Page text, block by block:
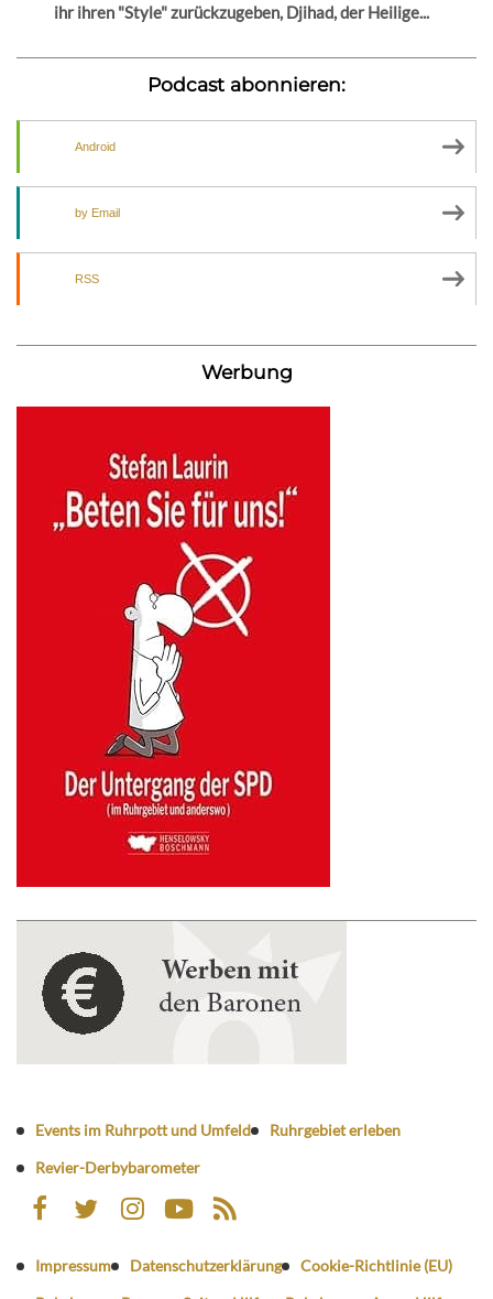
ihr ihren "Style" zurückzugeben, Djihad, der Heilige...
Podcast abonnieren:
Android
by Email
RSS
Werbung
Events im Ruhrpott und Umfeld
Ruhrgebiet erleben
Revier-Derbybarometer
Impressum Datenschutzerklärung
Cookie-Richtlinie (EU)